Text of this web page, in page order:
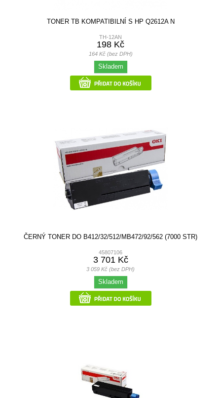
TONER TB KOMPATIBILNÍ S HP Q2612A N
TH-12AN
198 Kč
164 Kč (bez DPH)
Skladem
ČERNÝ TONER DO B412/32/512/MB472/92/562 (7000 STR)
45807106
3 701 Kč
3 059 Kč (bez DPH)
Skladem